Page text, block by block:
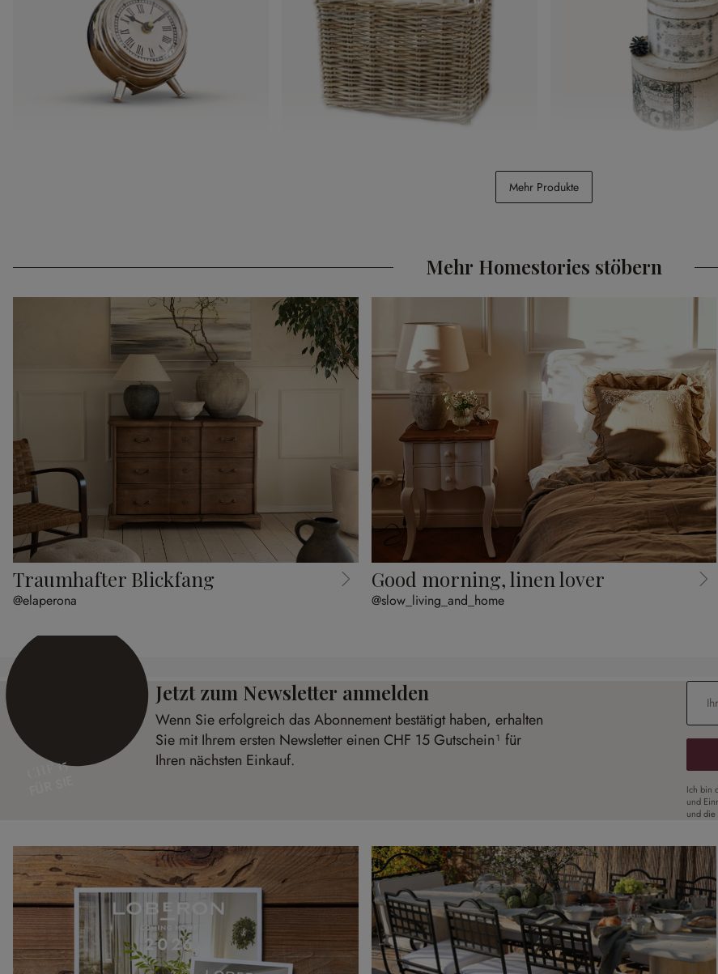
Box 3er Set Willma
Mehr Produkte
Mehr Homestories stöbern
Traumhafter Blickfang
@elaperona
Good morning, linen lover
@slow_living_and_home
CHF 15
Jetzt zum Newsletter anmelden
Wenn Sie erfolgreich das Abonnement bestätigt haben, erhalten
Sie mit Ihrem ersten Newsletter einen CHF 15 Gutschein¹ für
Ihren nächsten Einkauf.
E-
Ich bin
und
und